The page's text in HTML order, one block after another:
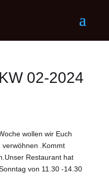
02-2024
wollen wir Euch
.Kommt
Restaurant hat
von 11.30 -14.30